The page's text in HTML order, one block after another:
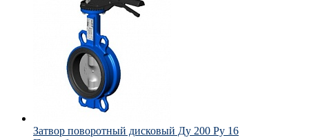
Затвор поворотный дисковый Ду 200 Ру 16